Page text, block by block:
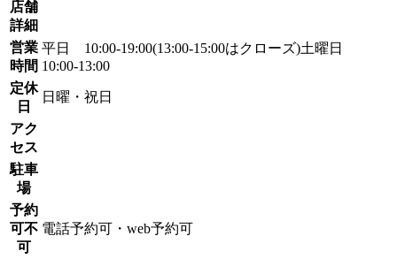
店舗
詳細
営業
時間
平日 10:00-19:00(13:00-15:00はクローズ)土曜日
10:00-13:00
定休
日
日曜・祝日
アク
セス
駐車
場
予約
可不
可
電話予約可・web予約可